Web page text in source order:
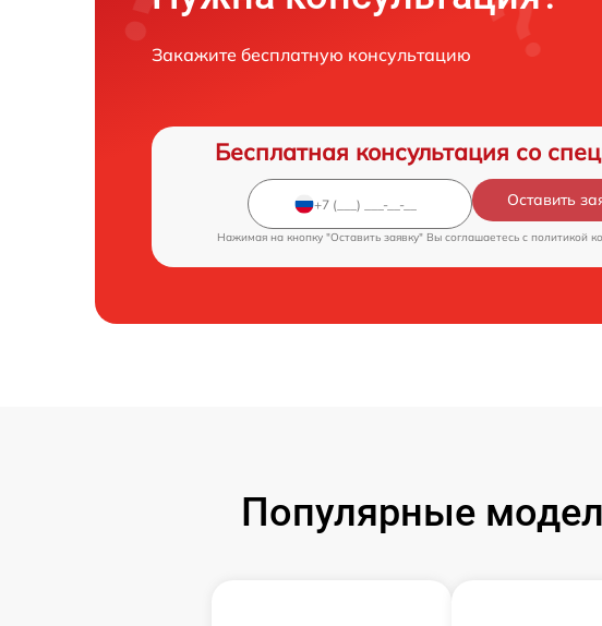
Закажите бесплатную консультацию
Бесплатная консультация со
Оставить
Нажимая на кнопку "Оставить заявку" Вы соглашаетесь c политикой
Популярные